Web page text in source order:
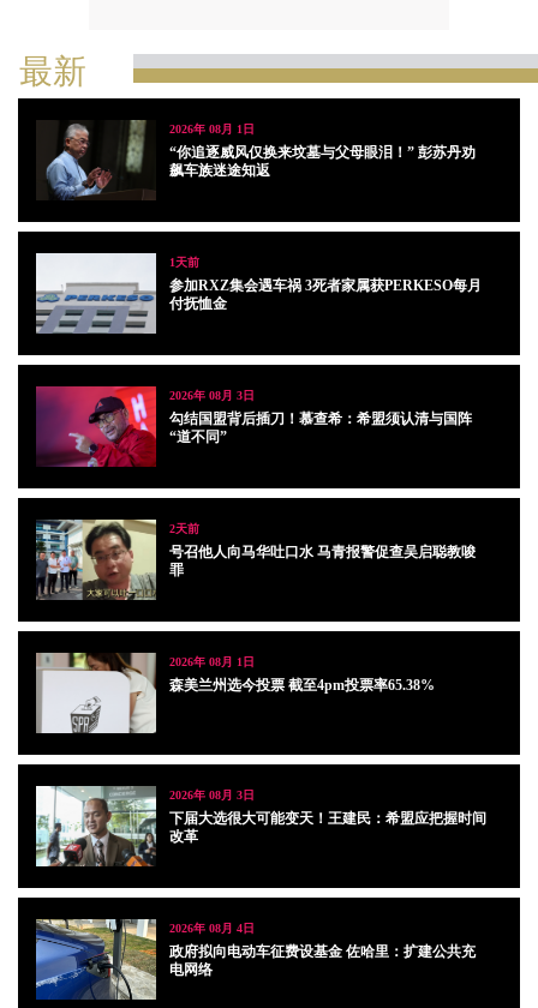
最新
2026年 08月 1日
“你追逐威风仅换来坟墓与父母眼泪！” 彭苏丹劝
飙车族迷途知返
1天前
参加RXZ集会遇车祸 3死者家属获PERKESO每月
付抚恤金
2026年 08月 3日
勾结国盟背后插刀！慕查希：希盟须认清与国阵
“道不同”
2天前
号召他人向马华吐口水 马青报警促查吴启聪教唆
罪
2026年 08月 1日
森美兰州选今投票 截至4pm投票率65.38%
2026年 08月 3日
下届大选很大可能变天！王建民：希盟应把握时间
改革
2026年 08月 4日
政府拟向电动车征费设基金 佐哈里：扩建公共充
电网络